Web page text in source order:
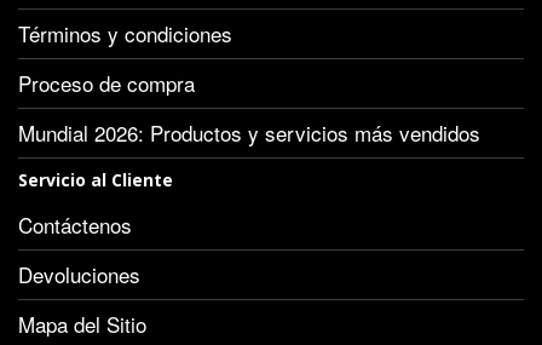
Términos y condiciones
Proceso de compra
Mundial 2026: Productos y servicios más vendidos
Servicio al Cliente
Contáctenos
Devoluciones
Mapa del Sitio